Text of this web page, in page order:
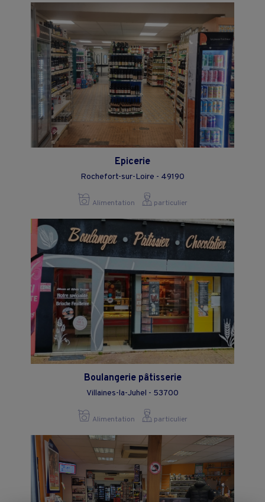
Epicerie
Rochefort-sur-Loire - 49190
Alimentation particulier
Boulangerie pâtisserie
Villaines-la-Juhel - 53700
Alimentation particulier